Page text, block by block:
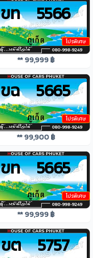
โปรพิเศษ
ขท 5566
** 99,999 ฿
โปรพิเศษ
ขฉ 5665
** 99,900 ฿
โปรพิเศษ
ขท 5665
** 99,999 ฿
ขต 5757